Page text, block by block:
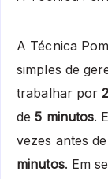
A Técnica
simples de
trabalhar por
de5 minutos.
vezes antes
minutos. Em